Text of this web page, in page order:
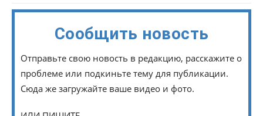
Сообщить новость
Отправьте свою новость в редакцию, расскажите о
проблеме или подкиньте тему для публикации.
Сюда же загружайте ваше видео и фото.